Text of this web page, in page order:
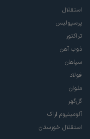
استقلال
پرسپولیس
تراکتور
ذوب آهن
سپاهان
فولاد
ملوان
گل‌گهر
آلومینیوم اراک
استقلال خوزستان